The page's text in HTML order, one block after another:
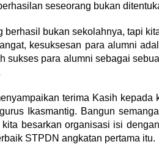
seseorang bukan
berhasil bukan sekolahnya, tapi
kesuksesan para alumni
sukses para alumni sebagai
terima Kasih
Ikasmantig. Bangun
besarkan organisasi isi
STPDN angkatan pertama itu.